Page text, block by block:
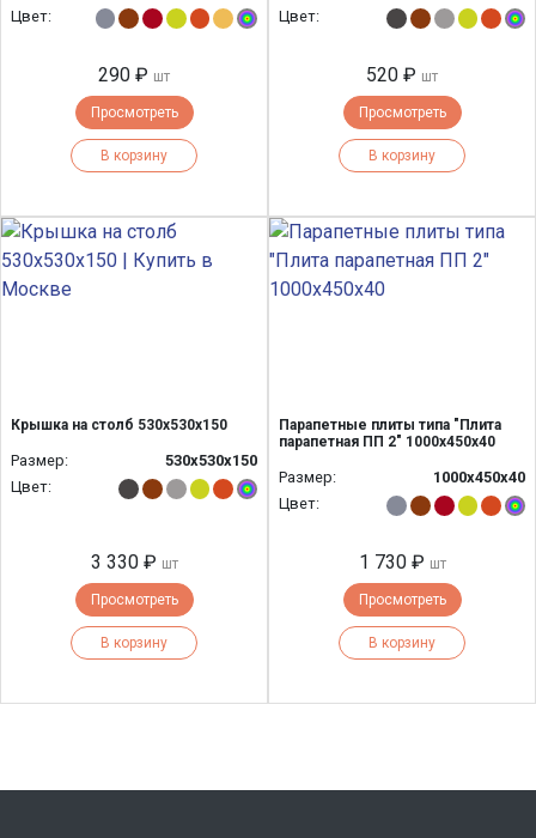
Цвет:
290 ₽ шт
Просмотреть
В корзину
Цвет:
520 ₽ шт
Просмотреть
В корзину
Крышка на столб 530х530х150
Размер:
530х530х150
Цвет:
3 330 ₽ шт
Просмотреть
В корзину
Парапетные плиты типа "Плита
парапетная ПП 2" 1000х450х40
Размер:
1000х450х40
Цвет:
1 730 ₽ шт
Просмотреть
В корзину